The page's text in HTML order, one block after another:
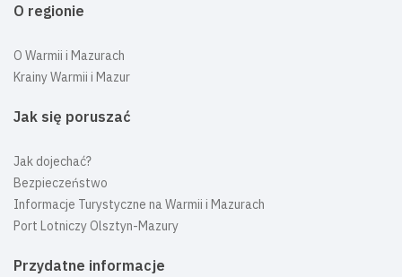
O regionie
O Warmii i Mazurach
Krainy Warmii i Mazur
Jak się poruszać
Jak dojechać?
Bezpieczeństwo
Informacje Turystyczne na Warmii i Mazurach
Port Lotniczy Olsztyn-Mazury
Przydatne informacje